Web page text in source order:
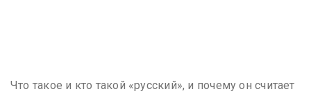
Что такое и кто такой «русский», и почему он считает